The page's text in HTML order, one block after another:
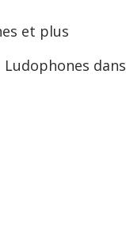
et plus
dans